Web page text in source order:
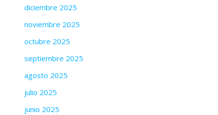
diciembre 2025
noviembre 2025
octubre 2025
septiembre 2025
agosto 2025
julio 2025
junio 2025